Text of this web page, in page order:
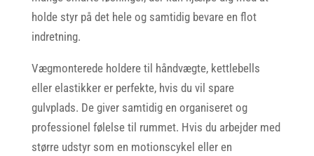
holde styr på det hele og samtidig bevare en flot
indretning.
Vægmonterede holdere til håndvægte, kettlebells
eller elastikker er perfekte, hvis du vil spare
gulvplads. De giver samtidig en organiseret og
professionel følelse til rummet. Hvis du arbejder med
større udstyr som en motionscykel eller en